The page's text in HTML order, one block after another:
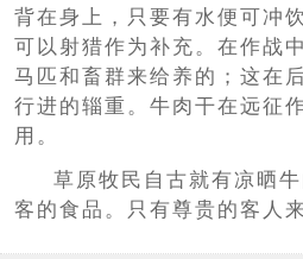
背在身上，只要有水便可冲
可以射猎作为补充。在作战
马匹和畜群来给养的；这在
行进的辎重。牛肉干在远征
用。
草原牧民自古就有凉晒
客的食品。只有尊贵的客人